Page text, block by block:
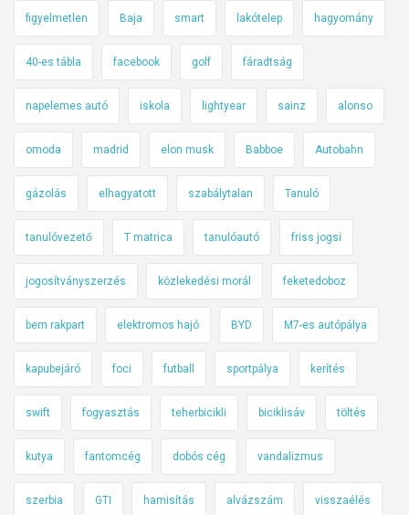
figyelmetlen Baja smart lakótelep hagyomány
40-es tábla facebook golf fáradtság
napelemes autó iskola lightyear sainz alonso
omoda madrid elon musk Babboe Autobahn
gázolás elhagyatott szabálytalan Tanuló
tanulóvezető T matrica tanulóautó friss jogsi
jogosítványszerzés közlekedési morál feketedoboz
bem rakpart elektromos hajó BYD M7-es autópálya
kapubejáró foci futball sportpálya kerítés
swift fogyasztás teherbicikli biciklisáv töltés
kutya fantomcég dobós cég vandalizmus
szerbia GTI hamisítás alvázszám visszaélés